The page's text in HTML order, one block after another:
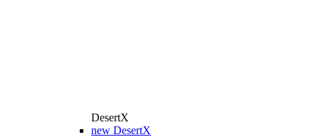
DesertX
new DesertX